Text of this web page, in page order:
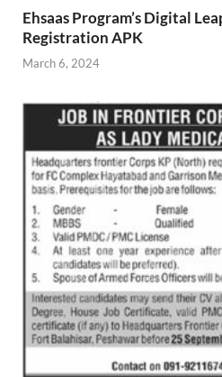
Ehsaas Program’s Digital
Registration APK
March 6, 2024